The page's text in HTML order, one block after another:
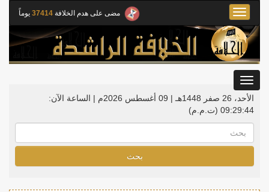
مضى على هدم الخلافة 37414 يوماً
Toggle
navigation
الأحد، 26 صفر 1448هـ | 09 أغسطس 2026م |
الساعة الآن:
09:29:45 (ت.م.م)
بحث